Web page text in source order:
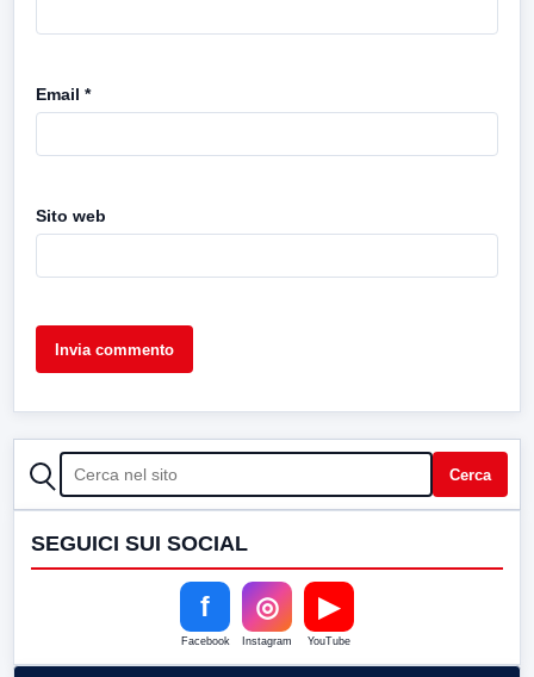
Email *
Sito web
CERCA Cerca
SEGUICI SUI SOCIAL
f
Facebook
◎
Instagram
▶
YouTube